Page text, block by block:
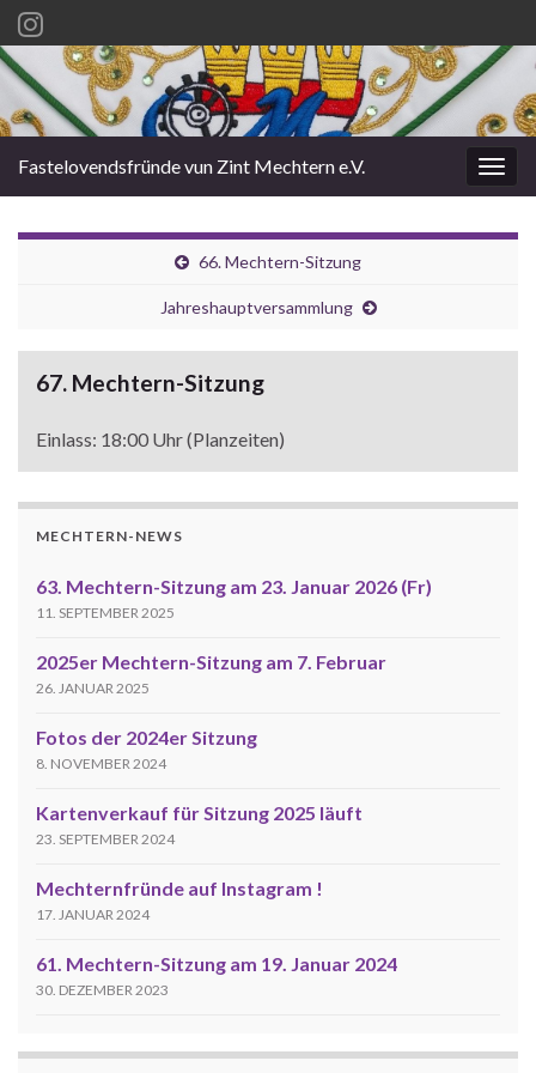
Fastelovendsfründe vun Zint Mechtern e.V.
66. Mechtern-Sitzung
Jahreshauptversammlung
67. Mechtern-Sitzung
Einlass: 18:00 Uhr (Planzeiten)
MECHTERN-NEWS
63. Mechtern-Sitzung am 23. Januar 2026 (Fr)
11. SEPTEMBER 2025
2025er Mechtern-Sitzung am 7. Februar
26. JANUAR 2025
Fotos der 2024er Sitzung
8. NOVEMBER 2024
Kartenverkauf für Sitzung 2025 läuft
23. SEPTEMBER 2024
Mechternfründe auf Instagram !
17. JANUAR 2024
61. Mechtern-Sitzung am 19. Januar 2024
30. DEZEMBER 2023